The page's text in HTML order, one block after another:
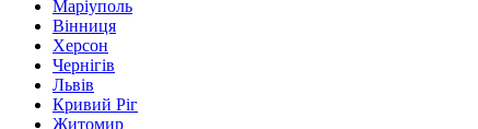
Маріуполь
Вінниця
Херсон
Чернігів
Львів
Кривий Ріг
Житомир